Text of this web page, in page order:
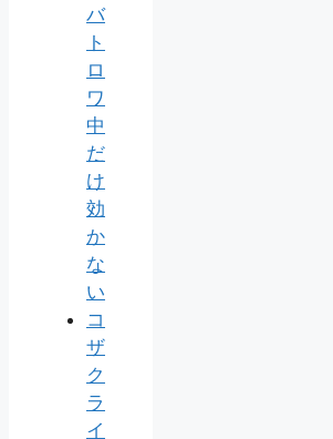
バ
ト
ロ
ワ
中
だ
け
効
か
な
い
コ
ザ
ク
ラ
イ